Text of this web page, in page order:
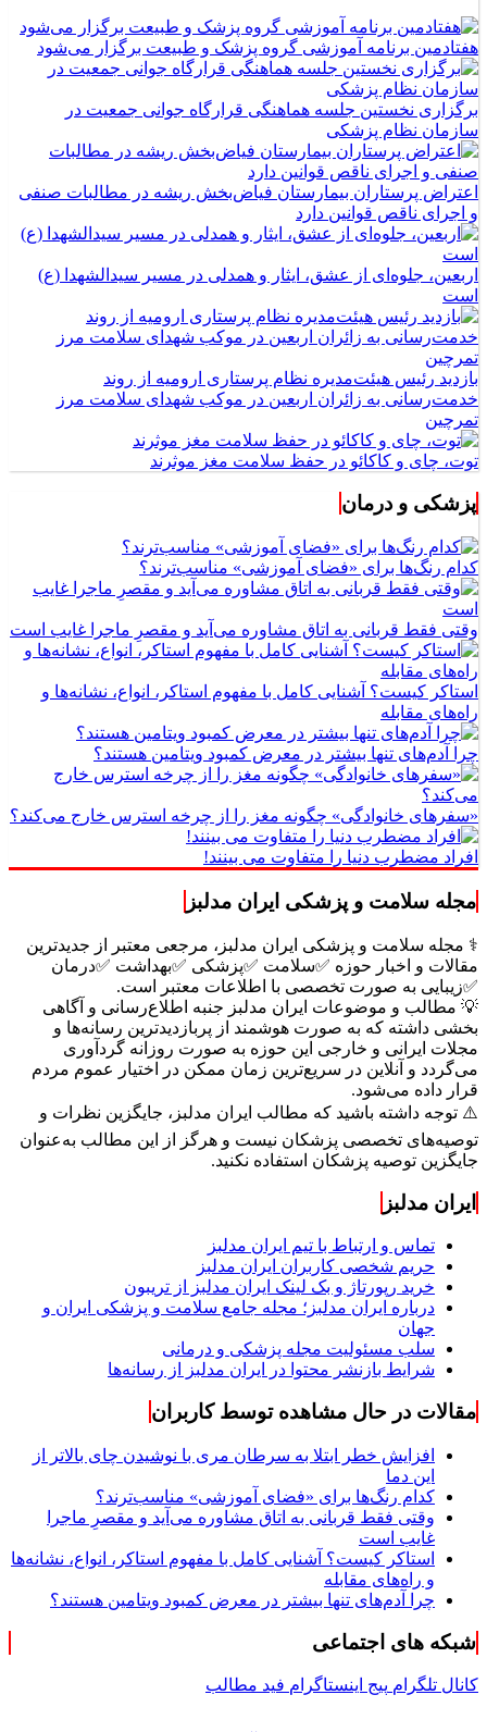
هفتادمین برنامه آموزشی گروه پزشک و طبیعت برگزار می‌شود
برگزاری نخستین جلسه هماهنگی قرارگاه جوانی جمعیت در
سازمان نظام پزشکی
اعتراض پرستاران بیمارستان فیاض‌بخش ریشه در مطالبات صنفی
و اجرای ناقص قوانین دارد
اربعین، جلوه‌ای از عشق، ایثار و همدلی در مسیر سیدالشهدا (ع)
است
بازدید رئیس هیئت‌مدیره نظام پرستاری ارومیه از روند
خدمت‌رسانی به زائران اربعین در موکب شهدای سلامت مرز
تمرچین
توت، چای و کاکائو در حفظ سلامت مغز موثرند
پزشکی و درمان
کدام رنگ‌ها برای «فضای آموزشی» مناسب‌ترند؟
وقتی فقط قربانی به اتاق مشاوره می‌آید و مقصرِ ماجرا غایب است
استاکر کیست؟ آشنایی کامل با مفهوم استاکر، انواع، نشانه‌ها و
راه‌های مقابله
چرا آدم‌های تنها بیشتر در معرض کمبود ویتامین هستند؟
«سفرهای خانوادگی» چگونه مغز را از چرخه استرس خارج می‌کند؟
افراد مضطرب دنیا را متفاوت می بینند!
مجله سلامت و پزشکی ایران مدلبز
⚕️ مجله سلامت و پزشکی ایران مدلبز، مرجعی معتبر از جدیدترین
مقالات و اخبار حوزه ✅سلامت ✅پزشکی ✅بهداشت ✅درمان
✅زیبایی به صورت تخصصی با اطلاعات معتبر است.
💡 مطالب و موضوعات ایران مدلبز جنبه اطلاع‌رسانی و آگاهی
بخشی داشته که به صورت هوشمند از پربازدیدترین رسانه‌ها و
مجلات ایرانی و خارجی این حوزه به صورت روزانه گردآوری
می‌گردد و آنلاین در سریع‌ترین زمان ممکن در اختیار عموم مردم
قرار داده می‌شود.
⚠️ توجه داشته باشید که مطالب ایران مدلبز، جایگزین نظرات و
توصیه‌های تخصصی پزشکان نیست و هرگز از این مطالب به‌عنوان
جایگزین توصیه پزشکان استفاده نکنید.
ایران مدلبز
تماس و ارتباط با تیم ایران مدلبز
حریم شخصی کاربران ایران مدلبز
خرید رپورتاژ و بک لینک ایران مدلبز از تریبون
درباره ایران مدلبز؛ مجله جامع سلامت و پزشکی ایران و
جهان
سلب مسئولیت مجله پزشکی و درمانی
شرایط بازنشر محتوا در ایران مدلبز از رسانه‌ها
مقالات در حال مشاهده توسط کاربران
افزایش خطر ابتلا به سرطان مری با نوشیدن چای بالاتر از
این دما
کدام رنگ‌ها برای «فضای آموزشی» مناسب‌ترند؟
وقتی فقط قربانی به اتاق مشاوره می‌آید و مقصرِ ماجرا
غایب است
استاکر کیست؟ آشنایی کامل با مفهوم استاکر، انواع، نشانه‌ها
و راه‌های مقابله
چرا آدم‌های تنها بیشتر در معرض کمبود ویتامین هستند؟
شبکه های اجتماعی
کانال تلگرام پیج اینستاگرام فید مطالب